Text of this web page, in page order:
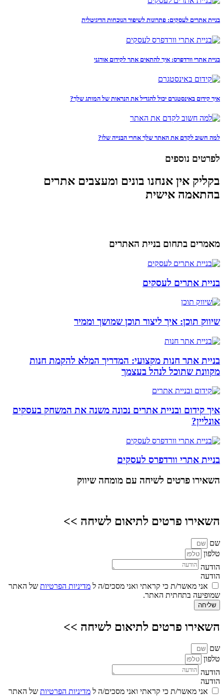
בניית אתרים לעסקים: פתרונות לשיפור הנוכחות הדיגיטלית
בניית אתרי וורדפרס: איך להתאים אתר לקידום אורגני
איך קידום באינסטגרם יכול להגדיל את הנראות של המותג שלך?
למה חשוב לקדם את האתר שלך אחרי הבנייה שלו?
לפרטים נוספים
בקליק אין אנחנו בונים ומעצבים אתרים
בהתאמה אישית
מאמרים בתחום בניית האתרים
בניית אתרים לעסקים
שיווק תוכן: איך ליצור תוכן שמושך וממיר
בניית אתר חנות מקצועי: המדריך המלא להקמת חנות
מקוונת שתוכל לנהל בעצמך
איך קידום ובניית אתרים נכונה משנה את המשחק בעסקים
אונליין?
בניית אתרי וורדפרס לעסקים
השאירו פרטים לשיחה עם מומחה שיווק
השאירו פרטים לתיאום לשיחה >>
שם
טלפון
הודעה
הודעה
אני מאשר/ת כי קראתי ואני מסכים/ה ל מדיניות הפרטיות של האתר
שמופיעה בתחתית האתר.
שליחה
השאירו פרטים לתיאום לשיחה >>
שם
טלפון
הודעה
הודעה
אני מאשר/ת כי קראתי ואני מסכים/ה ל מדיניות הפרטיות של האתר